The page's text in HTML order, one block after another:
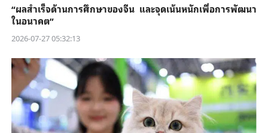
“ผลสำเร็จด้านการศึกษาของจีน และจุดเน้นหนักเพื่อการพัฒนา
ในอนาคต”
2026-07-27 05:32:13